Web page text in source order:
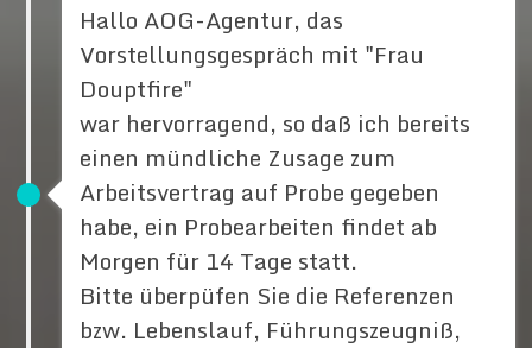
Hallo AOG-Agentur, das
Vorstellungsgespräch mit "Frau
Douptfire"
war hervorragend, so daß ich bereits
einen mündliche Zusage zum
Arbeitsvertrag auf Probe gegeben
habe, ein Probearbeiten findet ab
Morgen für 14 Tage statt.
Bitte überpüfen Sie die Referenzen
bzw. Lebenslauf, Führungszeugniß,